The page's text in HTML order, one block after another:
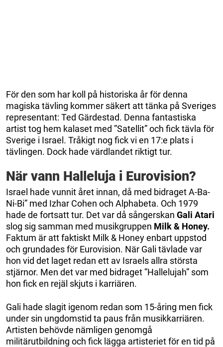
För den som har koll på historiska år för denna
magiska tävling kommer säkert att tänka på Sveriges
representant: Ted Gärdestad. Denna fantastiska
artist tog hem kalaset med ”Satellit” och fick tävla för
Sverige i Israel. Tråkigt nog fick vi en 17:e plats i
tävlingen. Dock hade värdlandet riktigt tur.
När vann Halleluja i Eurovision?
Israel hade vunnit året innan, då med bidraget A-Ba-
Ni-Bi” med Izhar Cohen och Alphabeta. Och 1979
hade de fortsatt tur. Det var då sångerskan Gali Atari
slog sig samman med musikgruppen Milk & Honey.
Faktum är att faktiskt Milk & Honey enbart uppstod
och grundades för Eurovision. När Gali tävlade var
hon vid det laget redan ett av Israels allra största
stjärnor. Men det var med bidraget ”Hallelujah” som
hon fick en rejäl skjuts i karriären.
Gali hade slagit igenom redan som 15-åring men fick
under sin ungdomstid ta paus från musikkarriären.
Artisten behövde nämligen genomgå
militärutbildning och fick lägga artisteriet för en tid på